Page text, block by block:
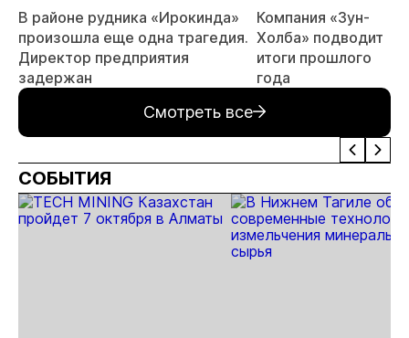
В районе рудника «Ирокинда»
произошла еще одна трагедия.
Директор предприятия
задержан
Компания «Зун-
Холба» подводит
итоги прошлого
года
Смотреть все
СОБЫТИЯ